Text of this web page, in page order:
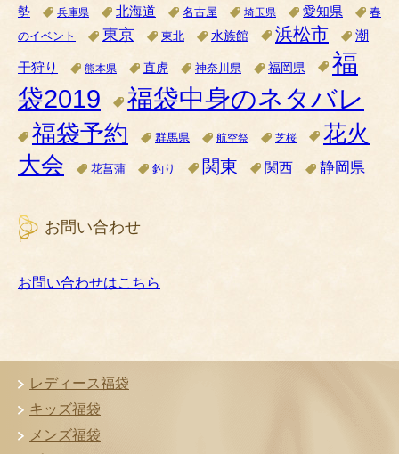
勢
兵庫県 北海道 名古屋 埼玉県 愛知県
春
のイベント
東京 東北 水族館 浜松市 潮
干狩り 熊本県 直虎 神奈川県 福岡県
福
袋2019
福袋中身のネタバレ
福袋予約 群馬県 航空祭 芝桜
花火
大会
花菖蒲 釣り 関東 関西 静岡県
お問い合わせ
お問い合わせはこちら
レディース福袋
キッズ福袋
メンズ福袋